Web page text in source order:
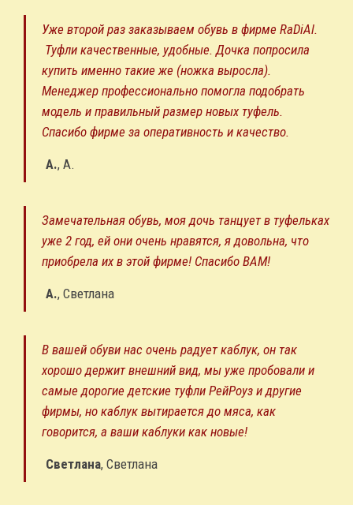
Уже второй раз заказываем обувь в фирме RaDiAl.
Туфли качественные, удобные. Дочка попросила
купить именно такие же (ножка выросла).
Менеджер профессионально помогла подобрать
модель и правильный размер новых туфель.
Спасибо фирме за оперативность и качество.
А., А.
Замечательная обувь, моя дочь танцует в туфельках
уже 2 год, ей они очень нравятся, я довольна, что
приобрела их в этой фирме! Спасибо ВАМ!
A., Светлана
В вашей обуви нас очень радует каблук, он так
хорошо держит внешний вид, мы уже пробовали и
самые дорогие детские туфли РейРоуз и другие
фирмы, но каблук вытирается до мяса, как
говорится, а ваши каблуки как новые!
Светлана, Светлана